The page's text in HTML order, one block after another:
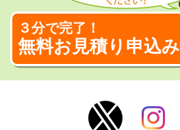
３分で完了！
無料お見積り申込み